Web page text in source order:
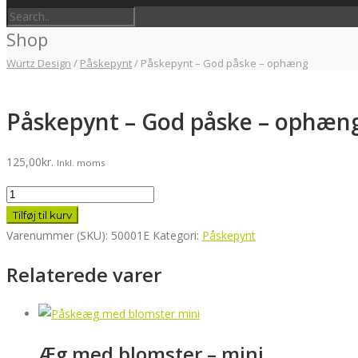
Shop
Würtz Design / Påskepynt/ Påskepynt – God påske – ophæng
Påskepynt – God påske –
125,00kr. Inkl. moms
Påskepynt
God
antal
Tilføj til kurv
Varenummer (SKU): 50001E Kategori: Påskepynt
Relaterede varer